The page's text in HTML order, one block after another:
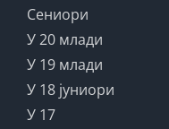
Сениори
У 20 млади
У 19 млади
У 18 јуниори
У 17